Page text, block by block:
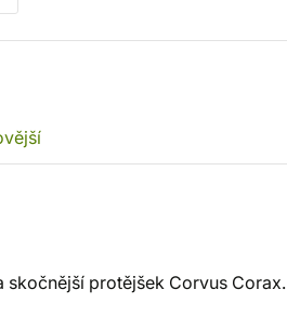
skočnější protějšek Corvus Corax.